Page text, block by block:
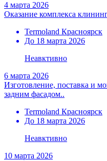
4 марта 2026
Оказание комплекса
Termoland Красноярск
До 18 марта 2026
Неавктивно
6 марта 2026
Изготовление, поставка и
задним фасадом..
Termoland Красноярск
До 18 марта 2026
Неавктивно
10 марта 2026